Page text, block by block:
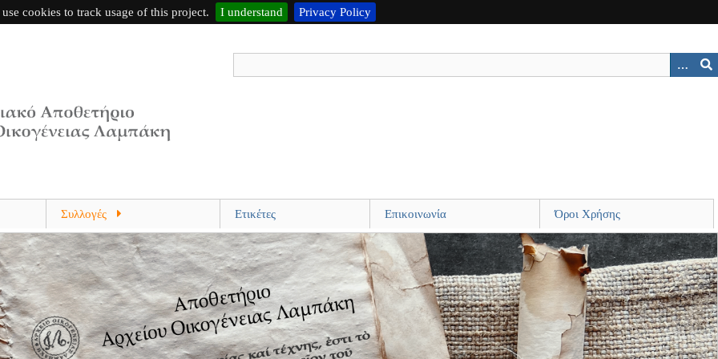
use cookies to track usage of this project. I understand
Privacy Policy
Συλλογές Ετικέτες Επικοινωνία Όροι Χρήσης